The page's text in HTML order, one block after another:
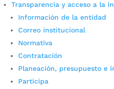
Transparencia y acceso a la
Información de la entidad
Correo institucional
Normativa
Contratación
Planeación, presupuesto e
Participa